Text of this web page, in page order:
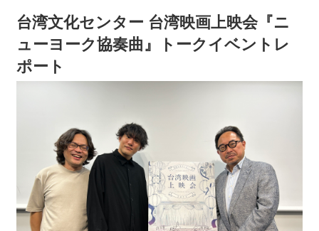
文
化
セ
タ
情
台湾文化センター 台湾映画上映会『ニ
ューヨーク協奏曲』トークイベントレ
ポート